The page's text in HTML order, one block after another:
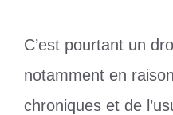
C’est pourtant un
notamment en
chroniques et de